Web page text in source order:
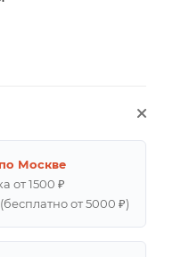
Москве
от 1500 ₽
от 5000 ₽)